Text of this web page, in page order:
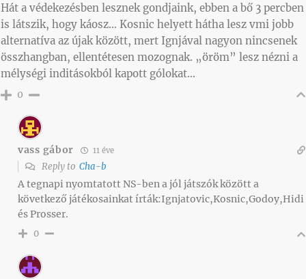
Hát a védekezésben lesznek gondjaink, ebben a bő 3 percben
is látszik, hogy káosz… Kosnic helyett hátha lesz vmi jobb
alternatíva az újak között, mert Ignjával nagyon nincsenek
összhangban, ellentétesen mozognak. „öröm” lesz nézni a
mélységi inditásokból kapott gólokat…
0
vass gábor 11 éve
Reply to Cha-b
A tegnapi nyomtatott NS-ben a jól játszók között a
következő játékosainkat írták:Ignjatovic,Kosnic,Godoy,Hidi
és Prosser.
0